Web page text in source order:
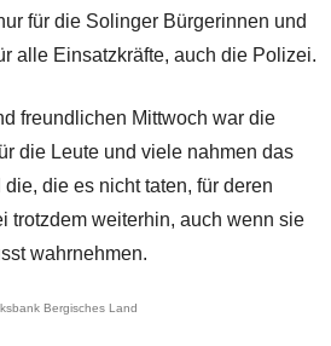
für die Solinger Bürgerinnen und
alle Einsatzkräfte, auch die Polizei.
freundlichen Mittwoch war die
die Leute und viele nahmen das
die es nicht taten, für deren
trotzdem weiterhin, auch wenn sie
wahrnehmen.
Bergisches Land